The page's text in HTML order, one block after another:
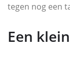
tegen nog een
Een